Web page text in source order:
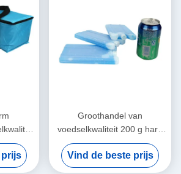
voor
voor
prijs
Groothandel van
voedselkwaliteit 200 g hard
gelaatblok voor lunchdoos
voor diepgevroren voedsel
Vind de beste prijs